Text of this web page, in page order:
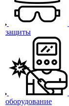
защиты
оборудование